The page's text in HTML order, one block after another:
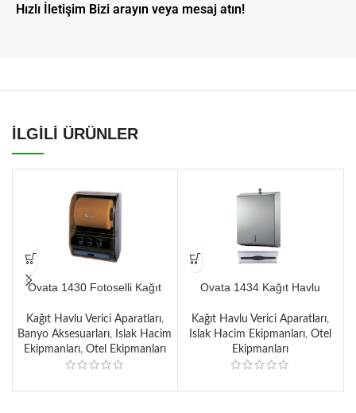
Hızlı İletişim Bizi arayın veya mesaj atın!
İLGİLİ ÜRÜNLER
Ovata 1430 Fotoselli Kağıt
Kağıt Havlu Verici Aparatları,
Banyo Aksesuarları, Islak Hacim
Ekipmanları, Otel Ekipmanları
Ovata 1434 Kağıt Havlu
Kağıt Havlu Verici Aparatları,
Islak Hacim Ekipmanları, Otel
Ekipmanları